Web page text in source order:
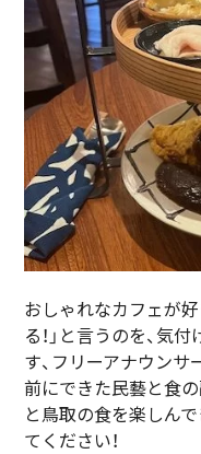
おしゃれなカフェが好
る！」と言うのを、気
す、フリーアナウンサ
前にできた民藝と食
と鳥取の食を楽しん
てください！